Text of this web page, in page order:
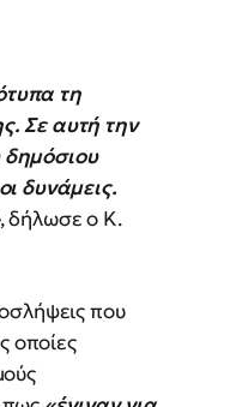
τη
Σε αυτή την
δυνάμεις.
, δήλωσε ο Κ.
που
οποίες